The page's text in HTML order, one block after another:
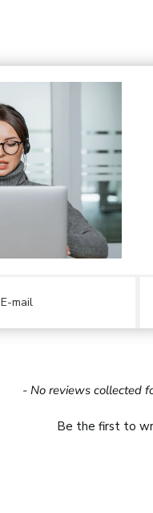
E-mail
- No reviews collected
Be the first to